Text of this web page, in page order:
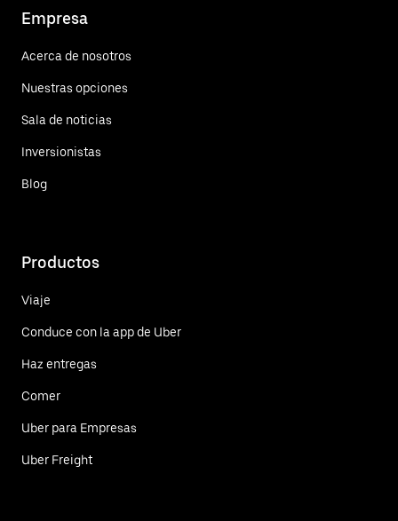
Empresa
Acerca de nosotros
Nuestras opciones
Sala de noticias
Inversionistas
Blog
Productos
Viaje
Conduce con la app de Uber
Haz entregas
Comer
Uber para Empresas
Uber Freight